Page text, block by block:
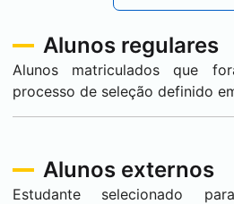
Alunos regulares
Alunos matriculados que
processo de seleção definido
Alunos externos
Estudante selecionado